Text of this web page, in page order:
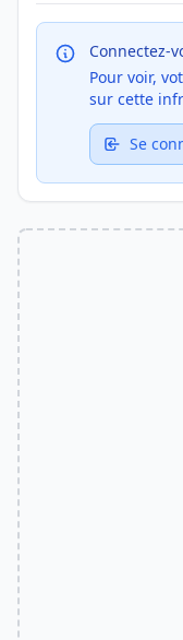
Connectez-
Pour voir,
sur cette
Se